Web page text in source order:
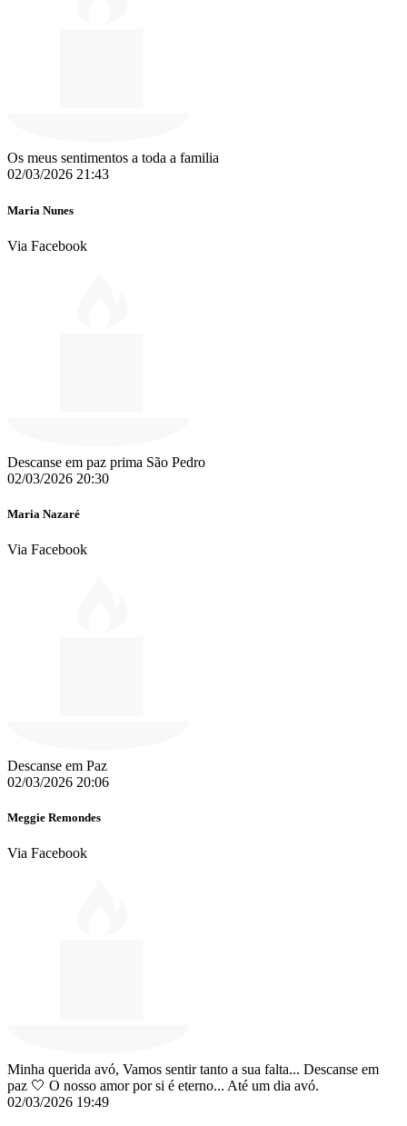
Os meus sentimentos a toda a familia
02/03/2026 21:43
Maria Nunes
Via Facebook
Descanse em paz prima São Pedro
02/03/2026 20:30
Maria Nazaré
Via Facebook
Descanse em Paz
02/03/2026 20:06
Meggie Remondes
Via Facebook
Minha querida avó, Vamos sentir tanto a sua falta... Descanse em
paz 🤍 O nosso amor por si é eterno... Até um dia avó.
02/03/2026 19:49